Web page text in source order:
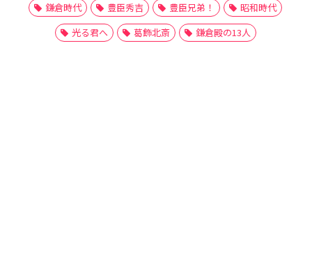
鎌倉時代
豊臣秀吉 豊臣兄弟！
昭和時代
光る君へ
葛飾北斎 鎌倉殿の13人